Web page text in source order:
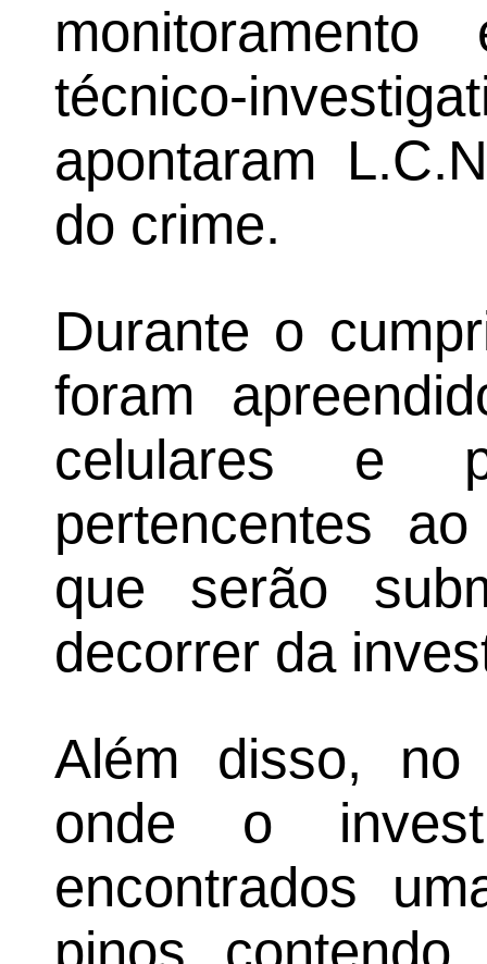
técnico-
apontaram
do crime.
Durante o
foram
celulares e
pertencentes
que serão
decorrer da
Além disso, no
onde o
encontrados
pinos